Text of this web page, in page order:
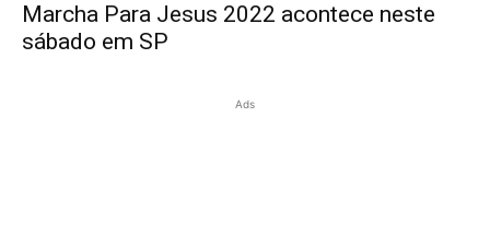
Marcha Para Jesus 2022 acontece neste
sábado em SP
Ads